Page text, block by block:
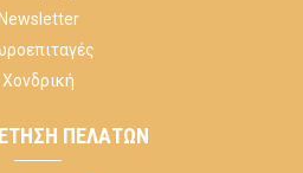
Newsletter
Χονδρική
ΠΕΛΑΤΏΝ